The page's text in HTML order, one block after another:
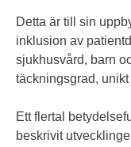
Detta är till sin
inklusion av
sjukhusvård, barn
täckningsgrad,
Ett flertal
beskrivit